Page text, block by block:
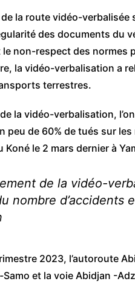
Démocratique du
Tomé et Príncipe
la route vidéo-
des documents du
non-respect des normes
la vidéo-verbalisation a
terrestres.
la vidéo-verbalisation,
peu de 60% de tués sur
le 2 mars dernier à
de la vidéo-
nombre
2023, l’autoroute
et la voie Abidjan -